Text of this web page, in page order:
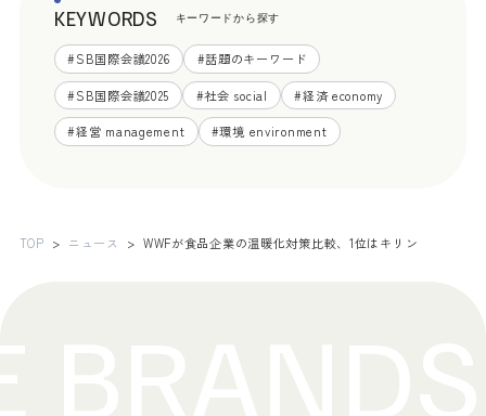
KEYWORDS キーワードから探す
#SB国際会議2026 #話題のキーワード
#SB国際会議2025 #社会 social #経済 economy
#経営 management #環境 environment
TOP ニュース WWFが食品企業の温暖化対策比較、1位はキリン